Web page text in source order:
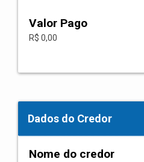
Valor Pago
R$ 0,00
Dados do Credor
Nome do credor